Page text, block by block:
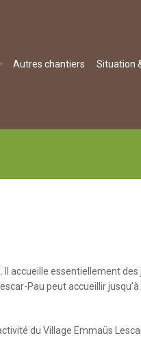
Autres chantiers Situation
accueille essentiellement
Pau peut accueillir jusqu’à
du Village Emmaüs